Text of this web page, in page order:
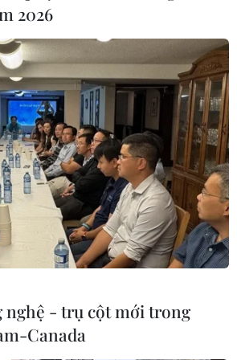
kết quả điều tra
cho 100% thí sinh tại điểm thi
Chuyên Tuyên Quang
các bài thi do vi phạm với 5 thí
cáo tiêu cực
2026
nghệ - trụ cột mới trong
Canada